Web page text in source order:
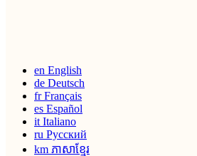
en English
de Deutsch
fr Français
es Español
it Italiano
ru Русский
km ភាសាខ្មែរ